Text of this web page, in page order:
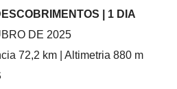
| 1 DIA
DE 2025
72,2 km | Altimetria 880 m